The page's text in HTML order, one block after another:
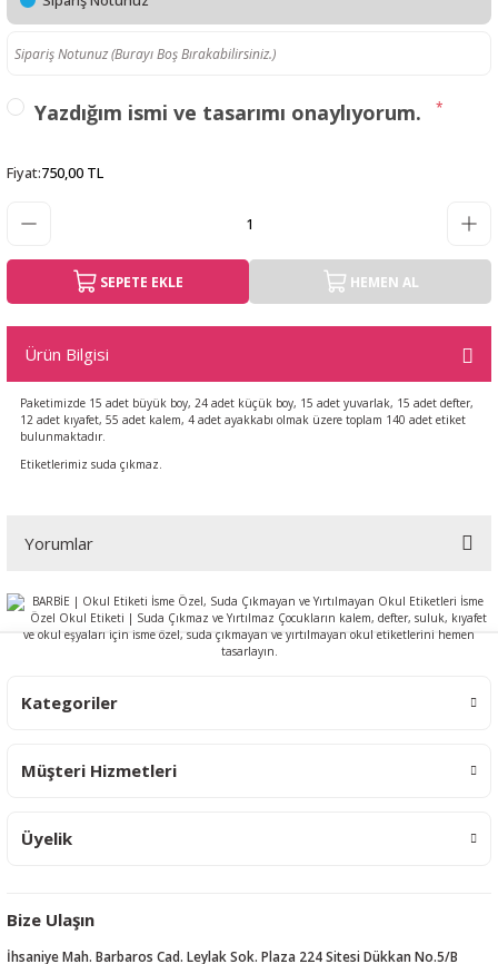
Yazdığım ismi ve tasarımı onaylıyorum. *
Fiyat:750,00 TL
SEPETE EKLE HEMEN AL
Ürün Bilgisi
Paketimizde 15 adet büyük boy, 24 adet küçük boy, 15 adet yuvarlak, 15 adet defter,
12 adet kıyafet, 55 adet kalem, 4 adet ayakkabı olmak üzere toplam 140 adet etiket
bulunmaktadır.
Etiketlerimiz suda çıkmaz.
Yorumlar
Bu ürüne ilk yorumu siz yapın!
Kategoriler
Müşteri Hizmetleri
Üyelik
Bize Ulaşın
İhsaniye Mah. Barbaros Cad. Leylak Sok. Plaza 224 Sitesi Dükkan No.5/B